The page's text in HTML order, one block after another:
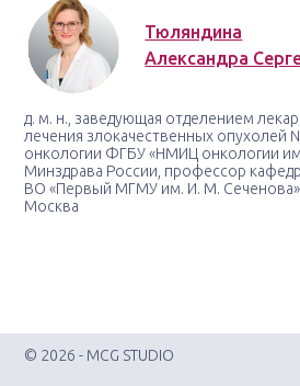
Тюляндина
Александра
д. м. н., заведующая отделением
лечения злокачественных опухолей
онкологии ФГБУ «НМИЦ онкологии
Минздрава России, профессор
ВО «Первый МГМУ им. И. М. Сеченова»
Москва
© 2026 - MCG STUDIO